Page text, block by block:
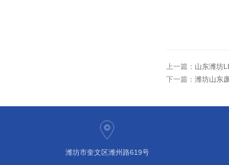
上一篇： 山东潍坊
下一篇： 潍坊山东
潍坊市奎文区潍州路619号